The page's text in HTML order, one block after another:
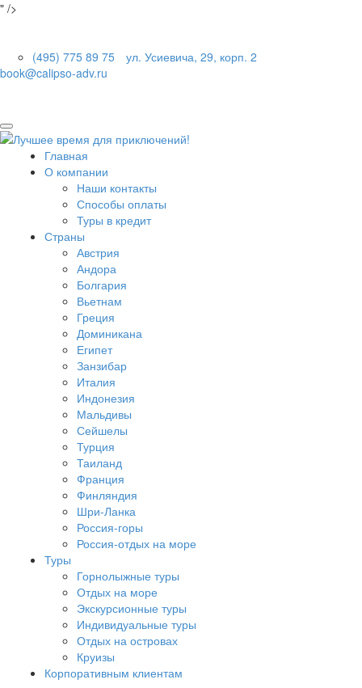
" />
(495) 775 89 75
ул. Усиевича, 29, корп. 2
book@calipso-adv.ru
Главная
О компании
Наши контакты
Способы оплаты
Туры в кредит
Страны
Австрия
Андора
Болгария
Вьетнам
Греция
Доминикана
Египет
Занзибар
Италия
Индонезия
Мальдивы
Сейшелы
Турция
Таиланд
Франция
Финляндия
Шри-Ланка
Россия-горы
Россия-отдых на море
Туры
Горнолыжные туры
Отдых на море
Экскурсионные туры
Индивидуальные туры
Отдых на островах
Круизы
Корпоративным клиентам